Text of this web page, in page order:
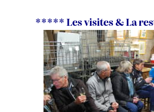
***** Les visites & La